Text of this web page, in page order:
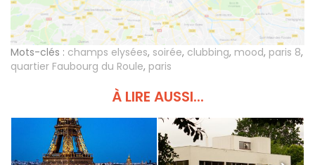
Mots-clés : champs elysées, soirée, clubbing, mood, paris 8,
quartier Faubourg du Roule, paris
À LIRE AUSSI...